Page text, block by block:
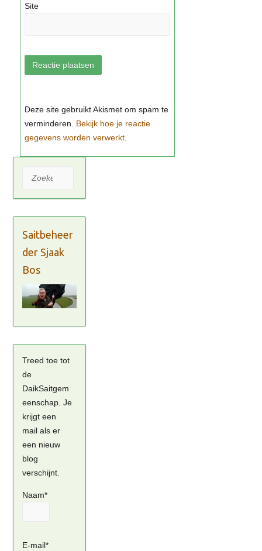
Site
Bekijk hoe je reactie
gegevens worden verwerkt
Zoeken
Saitbeheer
der Sjaak
Bos
Treed toe tot
de
DaikSaitgem
eenschap. Je
krijgt een
mail als er
een nieuw
blog
verschijnt.
Naam*
E-mail*